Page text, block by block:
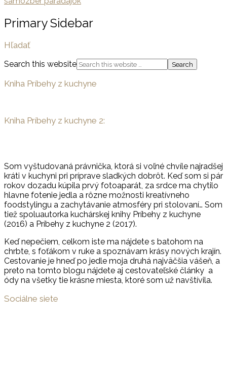
Primary Sidebar
Hľadať
Search this website
Kniha Príbehy z kuchyne
Kniha Príbehy z kuchyne 2:
Som vyštudovaná právnička, ktorá si voľné chvíle najradšej
kráti v kuchyni pri príprave sladkých dobrôt. Keď som si pár
rokov dozadu kúpila prvý fotoaparát, za srdce ma chytilo
hlavne fotenie jedla a rôzne možnosti kreatívneho
foodstylingu a zachytávanie atmosféry pri stolovaní… Som
tiež spoluautorka kuchárskej knihy Príbehy z kuchyne
(2016) a Príbehy z kuchyne 2 (2017).
Keď nepečiem, celkom iste ma nájdete s batohom na
chrbte, s foťákom v ruke a spoznávam krásy nových krajín.
Cestovanie je hneď po jedle moja druhá najväčšia vášeň, a
preto na tomto blogu nájdete aj cestovateľské články a
ódy na všetky tie krásne miesta, ktoré som už navštívila.
Sociálne siete